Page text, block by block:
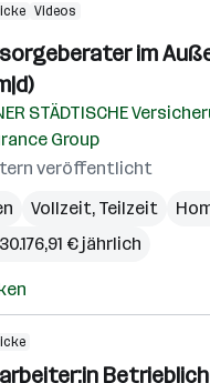
Videos
im
STÄDTISCHE
Group
veröffentlicht
Vollzeit, Teilzeit
€ jährlich